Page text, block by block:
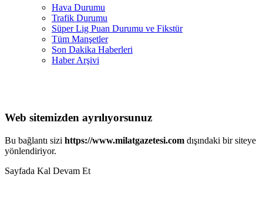
Hava Durumu
Trafik Durumu
Süper Lig Puan Durumu ve Fikstür
Tüm Manşetler
Son Dakika Haberleri
Haber Arşivi
Web sitemizden ayrılıyorsunuz
Bu bağlantı sizi https://www.milatgazetesi.com dışındaki bir siteye
yönlendiriyor.
Sayfada Kal Devam Et